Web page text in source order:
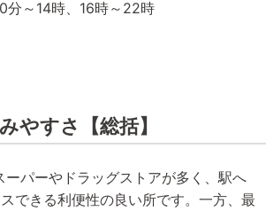
分～14時、16時～22時
やすさ【総括】
ーパーやドラッグストアが多く、駅へ
できる利便性の良い所です。一方、最